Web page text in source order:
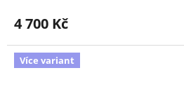
4 700 Kč
Více variant